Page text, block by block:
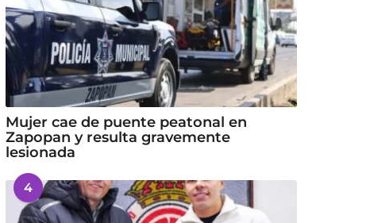
Mujer cae de puente peatonal en
Zapopan y resulta gravemente
lesionada
4